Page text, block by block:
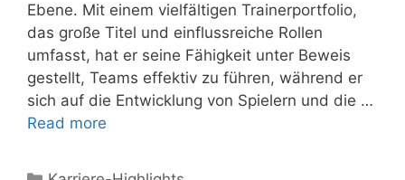
Ebene. Mit einem vielfältigen Trainerportfolio,
das große Titel und einflussreiche Rollen
umfasst, hat er seine Fähigkeit unter Beweis
gestellt, Teams effektiv zu führen, während er
sich auf die Entwicklung von Spielern und die …
Read more
Categories